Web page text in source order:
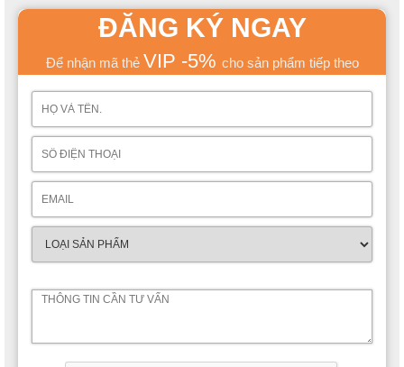
Sự xuất hiện của chiếc tab đầu giường không chiếm quá nhiều
ĐĂNG KÝ NGAY
Để nhận mã thẻ VIP -5% cho sản phẩm tiếp theo